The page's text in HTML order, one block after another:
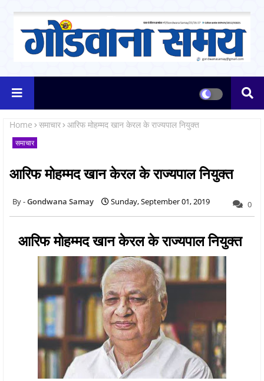
Home समाचार आरिफ मोहम्मद खान केरल के राज्यपाल नियुक्त
समाचार
आरिफ मोहम्मद खान केरल के राज्यपाल नियुक्त
Gondwana Samay Sunday, September 01, 2019 0
आरिफ मोहम्मद खान केरल के राज्यपाल नियुक्त